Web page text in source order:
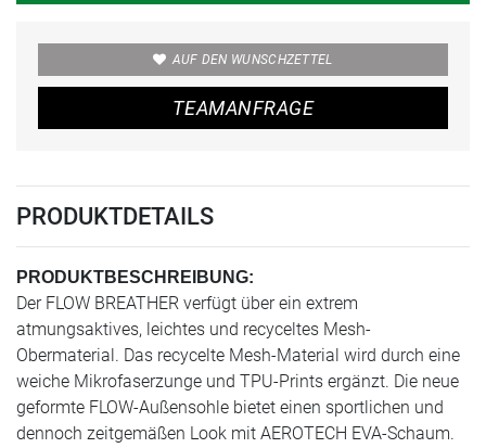
AUF DEN WUNSCHZETTEL
TEAMANFRAGE
PRODUKTDETAILS
PRODUKTBESCHREIBUNG:
Der FLOW BREATHER verfügt über ein extrem
atmungsaktives, leichtes und recyceltes Mesh-
Obermaterial. Das recycelte Mesh-Material wird durch eine
weiche Mikrofaserzunge und TPU-Prints ergänzt. Die neue
geformte FLOW-Außensohle bietet einen sportlichen und
dennoch zeitgemäßen Look mit AEROTECH EVA-Schaum.